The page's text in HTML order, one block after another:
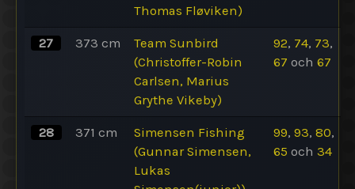
Thomas Fløviken)
27 373 cm
Team Sunbird
(Christoffer-Robin
Carlsen, Marius
Grythe Vikeby)
92, 74, 73,
67 och 67
28 371 cm
Simensen Fishing
(Gunnar Simensen,
Lukas
99, 93, 80,
65 och 34